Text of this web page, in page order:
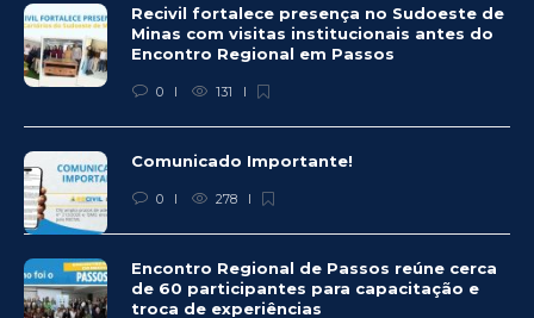
Recivil fortalece presença no Sudoeste de
Minas com visitas institucionais antes do
Encontro Regional em Passos
0 131
Comunicado Importante!
0 278
Encontro Regional de Passos reúne cerca
de 60 participantes para capacitação e
troca de experiências